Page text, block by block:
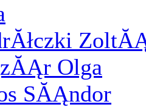
Olga
SĂĄndor